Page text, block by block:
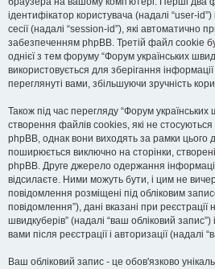
ідентифікатор користувача (надалі “user-id”)
сесії (надалі “session-id”), які автоматично
забезпеченням phpBB. Третій файл cookie
однієї з тем форуму “Форум українських
використовується для зберігання
переглянуті вами, збільшуючи зручність
Також під час перегляду “Форум українських
створення файлів cookies, які не
phpBB, однак вони виходять за рамки цього
поширюється виключно на сторінки,
phpBB. Друге джерело одержання
відсилаєте. Ними можуть бути, і цим не
повідомлення розміщені під обліковим
повідомлення”), дані вказані при реєстрації
швидкуберів” (надалі “ваш обліковий
вами після реєстрації і авторизації (надалі
Ваш обліковий запис - це обов'язково